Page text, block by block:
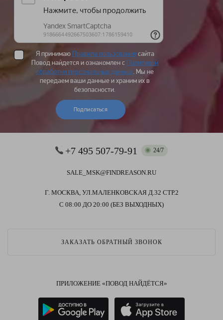
Я принимаю Правила пользования сайта
Повод найдется и ознакомлен с Политикой
обработки персональных данных. Мы не
передаем ваши данные и храним их в
безопасности.
Подписаться
+7 495 507-79-91 24/7
SALE_MSK@FINDREASON.RU
Г. МОСКВА, УЛ.МАЛЕНКОВСКАЯ Д.32 СТР.2
С 08:00 ДО 20:00 (БЕЗ ВЫХОДНЫХ)
ЗАКАЗАТЬ ОБРАТНЫЙ ЗВОНОК
ПРИЛОЖЕНИЕ «ПОВОД НАЙДЁТСЯ»